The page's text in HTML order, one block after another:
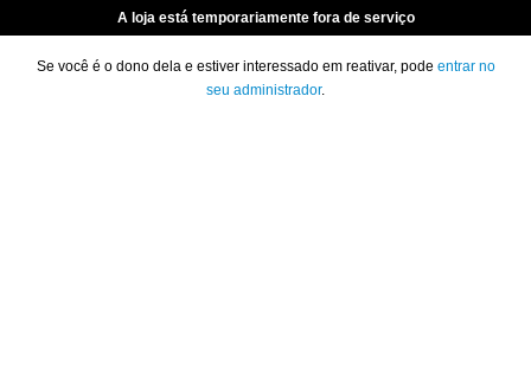
A loja está temporariamente fora de serviço
Se você é o dono dela e estiver interessado em reativar, pode entrar no
seu administrador.